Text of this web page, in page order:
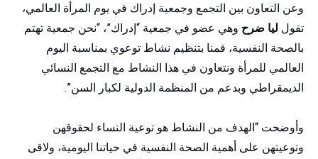
وعن التعاون بين التجمع وجمعية إدراك في يوم المرأة العالمي،
تقول ليا ضرح وهي عضو في جمعية “إدراك”، “نحن جمعية تهتم
بالصحة النفسية، قمنا بتنظيم نشاط توعوي بمناسبة اليوم
العالمي للمرأة ونتعاون في هذا النشاط مع التجمع النسائي
الديمقراطي وبدعم من المنظمة الدولية لكبار السن”.
وأوضحت “الهدف من النشاط هو توعية النساء لحقوقهن
وتوعيتهن على أهمية الصحة النفسية في حياتنا اليومية، ولاقى